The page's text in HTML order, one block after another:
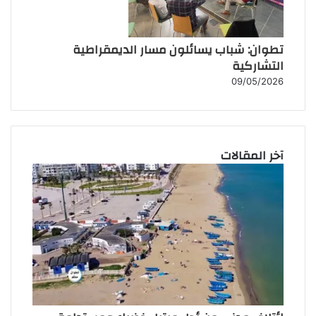
تطوان: شباب يسائلون مسار الديمقراطية
التشاركية
09/05/2026
آخر المقالات